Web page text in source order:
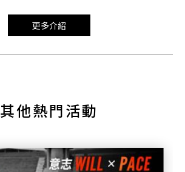
更多介紹
其他熱門活動